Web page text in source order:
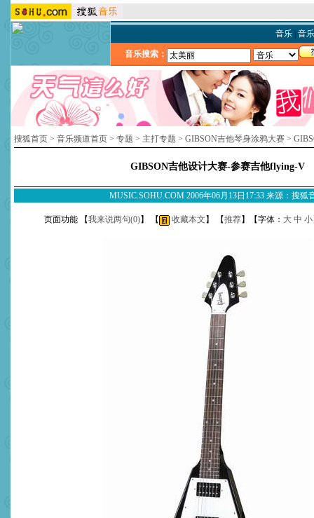
音乐| 音
音乐搜索：
搜狐首页 > 音乐频道首页 > 专题 > 主打专题 > GIBSON吉他琴身涂鸦大赛 >
GIBSON吉他设计大赛-参赛吉他flying-V
MUSIC.SOHU.COM 2006年06月13日17:33 来源：搜狐
页面功能 【我来说两句(0)】 【 收藏本文 】 【推荐】【字体： 大 中 小